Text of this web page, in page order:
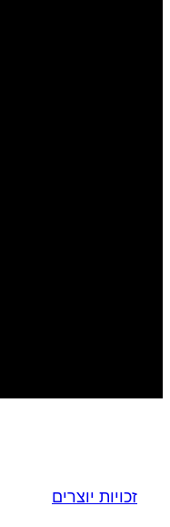
זכויות יוצרים